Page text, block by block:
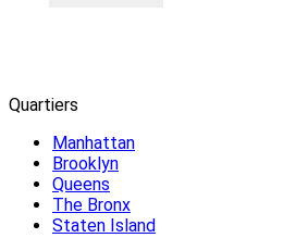
Quartiers
Manhattan
Brooklyn
Queens
The Bronx
Staten Island